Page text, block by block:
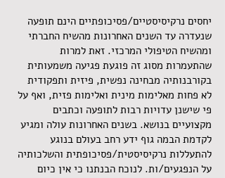
יחסים נרקיסיסטיים/פסיכופתיים הינם תופעה
שנעדרה עד השנים האחרונות מהשיח החברתי
ומהשיח הטיפולי המרכזי. זאת למרות
שהתעמרות מסוג זה פוגעת פגיעה משמעותית
בקורבנותיה מבחינה נפשית, פיזית ותפקודית
לא פחות מאלימות מינית ואלימות פזית, ואף על
פי שישנן עדויות רבות לתופעה וכתבים
מקצועיים בנושא. בשנים האחרונות עולה ומגיע
לקדמת הבמה גוף ידע רחב בעולם בנוגע
להתעללות נרקיסיסטית/פסיכופתית והשלכותיה
על הנפגעים/ות. לנוכח הבנתנו כי אין כיום